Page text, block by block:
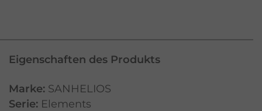
Eigenschaften des Produkts
Marke: SANHELIOS
Serie: Elements